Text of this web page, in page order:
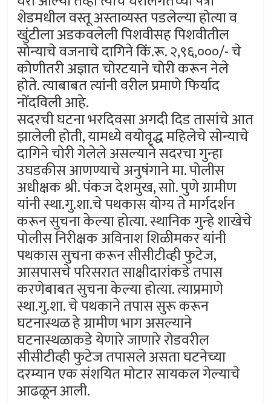
शेडमधील वस्तू अस्ताव्यस्त पडलेल्या होत्या व
खुंटीला अडकवलेली पिशवीसह पिशवीतील
सोन्याचे वजनाचे दागिने किं.रू. २,९६,०००/- चे
कोणीतरी अज्ञात चोरटयाने चोरी करून नेले
होते. त्याबाबत त्यांनी वरील प्रमाणे फिर्याद
नोंदविली आहे.
सदरची घटना भरदिवसा अगदी दिड तासांचे आत
झालेली होती, यामध्ये वयोवृद्ध महिलेचे सोन्याचे
दागिने चोरी गेलेले असल्याने सदरचा गुन्हा
उघडकीस आणण्याचे अनुषंगाने मा. पोलीस
अधीक्षक श्री. पंकज देशमुख, साो. पुणे ग्रामीण
यांनी स्था.गु.शा.चे पथकास योग्य ते मार्गदर्शन
करून सुचना केल्या होत्या. स्थानिक गुन्हे शाखेचे
पोलीस निरीक्षक अविनाश शिळीमकर यांनी
पथकास सुचना करून सीसीटीव्ही फुटेज,
आसपासचे परिसरात साक्षीदारांकडे तपास
करणेबाबत सुचना केल्या होत्या. त्याप्रमाणे
स्था.गु.शा. चे पथकाने तपास सुरू करून
घटनास्थळ हे ग्रामीण भाग असल्याने
घटनास्थळाकडे येणारे जाणारे रोडवरील
सीसीटीव्ही फुटेज तपासले असता घटनेच्या
दरम्यान एक संशयित मोटार सायकल गेल्याचे
आढळून आली.